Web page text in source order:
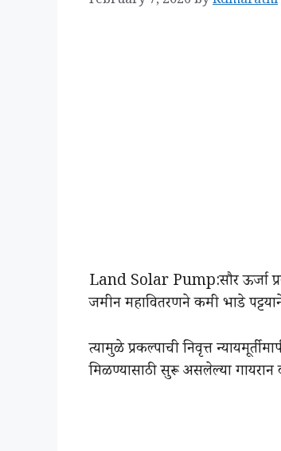
Land Solar Pump:सौर ऊर्जा
जमीन महावितरणने कमी भाडे
त्यामुळे प्रकल्पाची निवृत्त
मिळण्यासाठी सुरू असलेल्या